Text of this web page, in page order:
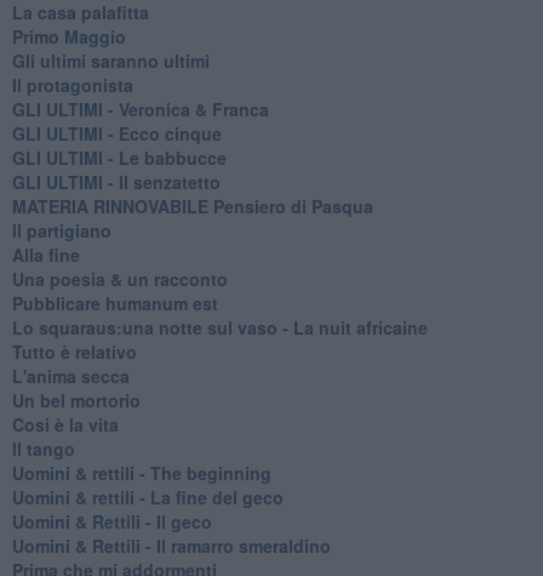
La casa palafitta
Primo Maggio
Gli ultimi saranno ultimi
Il protagonista
GLI ULTIMI - Veronica & Franca
GLI ULTIMI - Ecco cinque
GLI ULTIMI - Le babbucce
GLI ULTIMI - Il senzatetto
MATERIA RINNOVABILE Pensiero di Pasqua
Il partigiano
Alla fine
Una poesia & un racconto
Pubblicare humanum est
Lo squaraus:una notte sul vaso - La nuit africaine
Tutto è relativo
L'anima secca
Un bel mortorio
Cosi è la vita
Il tango
​Uomini & rettili - The beginning
​Uomini & rettili - La fine del geco
Uomini & Rettili - Il geco
Uomini & Rettili - Il ramarro smeraldino
Prima che mi addormenti